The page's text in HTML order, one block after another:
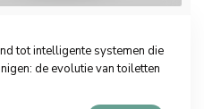
tot intelligente systemen die
de evolutie van toiletten